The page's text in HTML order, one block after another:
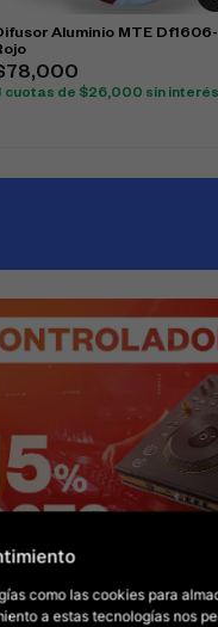
como las cookies para
a estas tecnologías nos
Aluminio MTE
78,000
cuotas de $26,000 sin interés